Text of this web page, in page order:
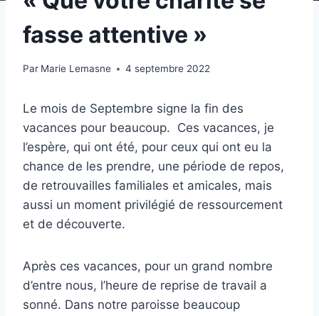
fasse attentive »
Par Marie Lemasne 4 septembre 2022
Le mois de Septembre signe la fin des
vacances pour beaucoup. Ces vacances, je
l’espère, qui ont été, pour ceux qui ont eu la
chance de les prendre, une période de repos,
de retrouvailles familiales et amicales, mais
aussi un moment privilégié de ressourcement
et de découverte.
Après ces vacances, pour un grand nombre
d’entre nous, l’heure de reprise de travail a
sonné. Dans notre paroisse beaucoup